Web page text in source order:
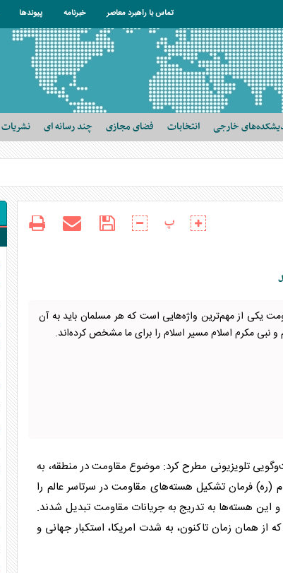
تماس با راهبرد معاصر خبرنامه پیوندها
خارجی انتخابات فضای مجازی چند رسانه ای نشریات
پ
یکی از مهم‌ترین واژه‌هایی است که هر مسلمان باید به آن
و نبی مکرم اسلام مسیر اسلام را برای ما مشخص کرده‌اند.
تلویزیونی مطرح کرد: موضوع مقاومت در منطقه، به
(ره) فرمان تشکیل هسته‌های مقاومت در سرتاسر عالم را
و این هسته‌ها به تدریج به جریانات مقاومت تبدیل شدند.
همان زمان تاکنون، به شدت امریکا، استکبار جهانی و